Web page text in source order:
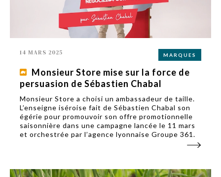
MARQUES
14 MARS 2025
Monsieur Store mise sur la force de
persuasion de Sébastien Chabal
Monsieur Store a choisi un ambassadeur de taille.
L’enseigne iséroise fait de Sébastien Chabal son
égérie pour promouvoir son offre promotionnelle
saisonnière dans une campagne lancée le 11 mars
et orchestrée par l’agence lyonnaise Groupe 361.